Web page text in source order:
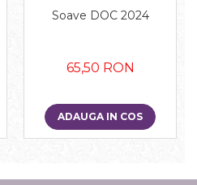
Soave DOC 2024
65,50 RON
ADAUGA IN COS